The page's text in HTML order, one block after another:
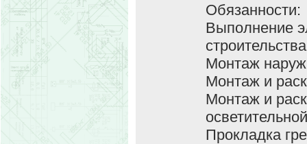
Обязанности:
Выполнение
Монтаж
Монтаж и
Монтаж и
Прокладка